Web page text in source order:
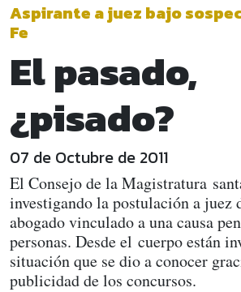
Aspirante a juez bajo
Fe
El pasado,
¿pisado?
07 de Octubre de 2011
El Consejo de la Magistratura
investigando la postulación a juez
abogado vinculado a una causa
personas. Desde el cuerpo están
situación que se dio a conocer
publicidad de los concursos.